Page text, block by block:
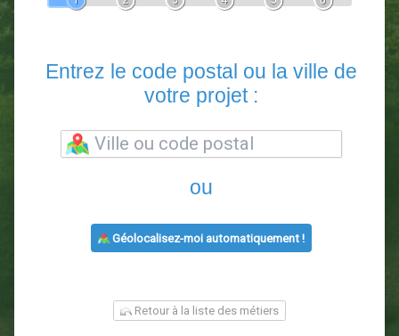
En 5 minutes, demandez3 devis comparatifs
2 3
Entrez le code postal ou la
ou